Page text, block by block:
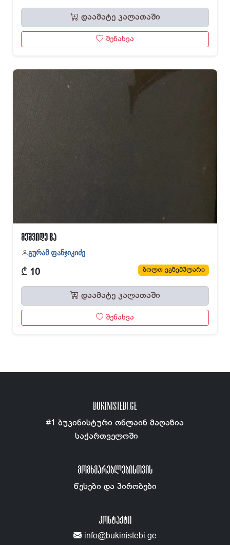
დაამატე კალათაში
შენახვა
მეშვიდე ცა
გურამ ფანჯიკიძე
₾ 10 ბოლო ეგზემპლარი
დაამატე კალათაში
შენახვა
BUKINISTEBI.GE
#1 ბუკინისტური ონლაინ მაღაზია
საქართველოში
ᲛᲝᲛᲮᲛᲐᲠᲔᲑᲚᲔᲑᲘᲡᲗᲕᲘᲡ
წესები და პირობები
ᲙᲝᲜᲢᲐᲥᲢᲘ
info@bukinistebi.ge